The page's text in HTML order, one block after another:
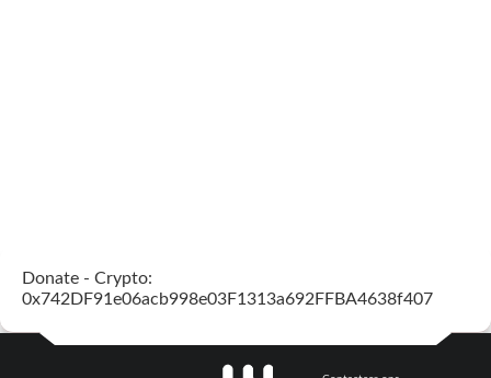
Donate - Crypto:
0x742DF91e06acb998e03F1313a692FFBA4638f407